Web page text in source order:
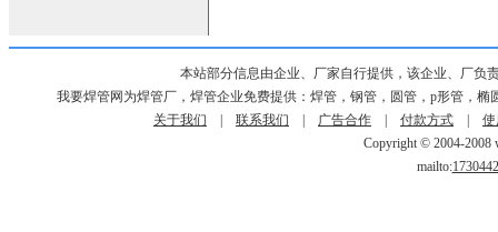
本站部分信息由企业、厂家自行提供，该企业、厂负
我要焊管网为焊管厂，焊管企业免费提供：焊管，钢管，圆管，p形管，
关于我们
联系我们 广告合作 付款方式
Copyright © 2004-2008
mailto: